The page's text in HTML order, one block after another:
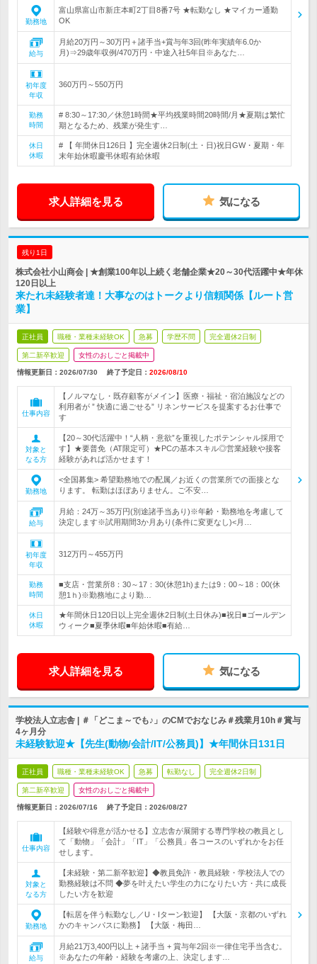
勤務地
富山県富山市新庄本町2丁目8番7号 ★転勤なし ★マイカー通勤
OK
給与
月給20万円～30万円＋諸手当+賞与年3回(昨年実績年6.0か
月)⇒29歳年収例/470万円・中途入社5年目※あなた…
初年度
年収
360万円～550万円
勤務
時間
# 8:30～17:30／休憩1時間★平均残業時間20時間/月★夏期は繁忙
期となるため、残業が発生す…
休日
休暇
# 【 年間休日126日 】完全週休2日制(土・日)祝日GW・夏期・年
末年始休暇慶弔休暇有給休暇
求人詳細を見る 気になる
残り1日
株式会社小山商会 | ★創業100年以上続く老舗企業★20～30代活躍中★年休
120日以上
来たれ未経験者達！大事なのはトークより信頼関係【ルート営
業】
正社員 職種・業種未経験OK 急募 学歴不問 完全週休2日制
第二新卒歓迎 女性のおしごと掲載中
情報更新日：2026/07/30 終了予定日： 2026/08/10
仕事内容
【ノルマなし・既存顧客がメイン】医療・福祉・宿泊施設などの
利用者が ” 快適に過ごせる” リネンサービスを提案するお仕事で
す
対象と
なる方
【20～30代活躍中！“人柄・意欲”を重視したポテンシャル採用で
す】★要普免（AT限定可）★PCの基本スキル◎営業経験や接客
経験があれば活かせます！
勤務地
<全国募集> 希望勤務地での配属／お近くの営業所での面接とな
ります。 転勤はほぼありません。ご不安…
給与
月給：24万～35万円(別途諸手当あり)※年齢・勤務地を考慮して
決定します※試用期間3か月あり(条件に変更なし)<月…
初年度
年収
312万円～455万円
勤務
時間
■支店・営業所8：30～17：30(休憩1h)または9：00～18：00(休
憩1ｈ)※勤務地により勤…
休日
休暇
★年間休日120日以上完全週休2日制(土日休み)■祝日■ゴールデン
ウィーク■夏季休暇■年始休暇■有給…
求人詳細を見る 気になる
学校法人立志舎 | ＃「どこま～でも♪」のCMでおなじみ＃残業月10h＃賞与
4ヶ月分
未経験歓迎★【先生(動物/会計/IT/公務員)】★年間休日131日
正社員 職種・業種未経験OK 急募 転勤なし 完全週休2日制
第二新卒歓迎 女性のおしごと掲載中
情報更新日：2026/07/16 終了予定日： 2026/08/27
仕事内容
【経験や得意が活かせる】立志舎が展開する専門学校の教員とし
て「動物」「会計」「IT」「公務員」各コースのいずれかをお任
せします。
対象と
なる方
【未経験・第二新卒歓迎】◆教員免許・教員経験・学校法人での
勤務経験は不問 ◆夢を叶えたい学生の力になりたい方・共に成長
したい方を歓迎
勤務地
【転居を伴う転勤なし／U・Iターン歓迎】 【大阪・京都のいずれ
かのキャンパスに勤務】 【大阪・梅田…
給与
月給21万3,400円以上 + 諸手当 + 賞与年2回※一律住宅手当含む。
※あなたの年齢・経験を考慮の上、決定します…